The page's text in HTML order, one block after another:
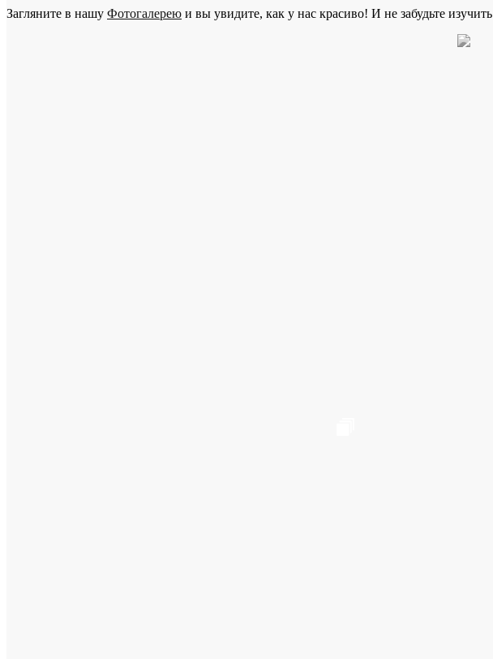
Загляните в нашу Фотогалерею и вы увидите, как у нас красиво! И не забудьте изучить